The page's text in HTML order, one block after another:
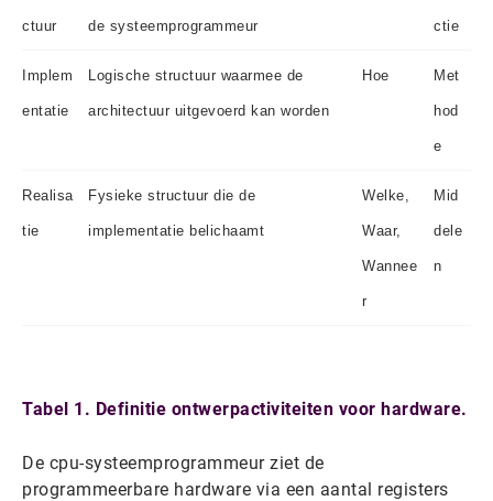
ctuur de systeemprogrammeur ctie
Implem
entatie
Logische structuur waarmee de
architectuur uitgevoerd kan worden
Hoe Met
hod
e
Realisa
tie
Fysieke structuur die de
implementatie belichaamt
Welke,
Waar,
Wannee
r
Mid
dele
n
Tabel 1. Definitie ontwerpactiviteiten voor hardware.
De cpu-systeemprogrammeur ziet de
programmeerbare hardware via een aantal registers